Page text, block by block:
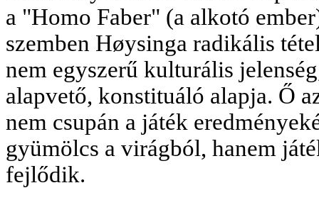
a "Homo Faber" (a alkotó
szemben Høysinga radikális
nem egyszerű kulturális
alapvető, konstituáló alapja. Ő
nem csupán a játék
gyümölcs a virágból, hanem
fejlődik.